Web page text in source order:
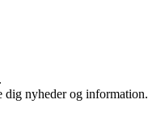
nyheder og